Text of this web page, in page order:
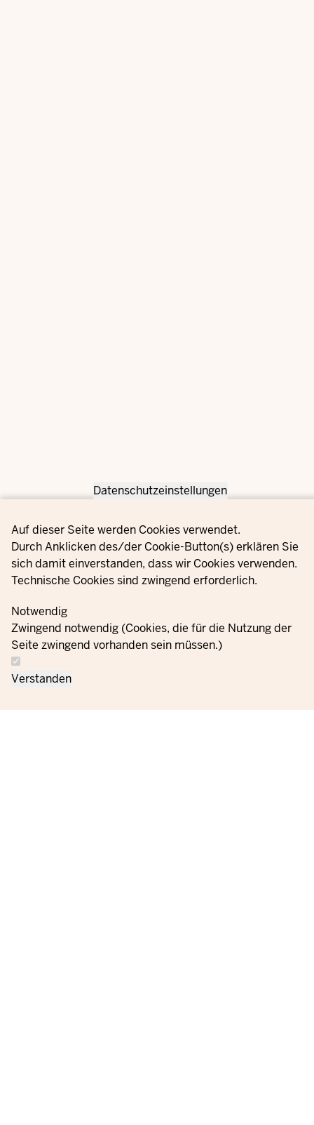
Privacy settings
Datenschutzeinstellungen
Auf dieser Seite werden Cookies verwendet.
Durch Anklicken des/der Cookie-Button(s) erklären Sie
sich damit einverstanden, dass wir Cookies verwenden.
Technische Cookies sind zwingend erforderlich.
Notwendig
Zwingend notwendig (Cookies, die für die Nutzung der
Seite zwingend vorhanden sein müssen.)
Verstanden